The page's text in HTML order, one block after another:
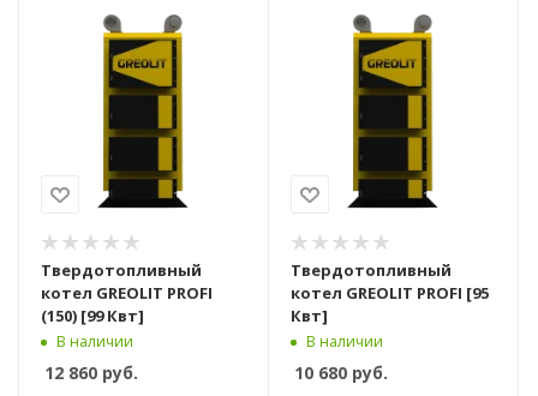
Твердотопливный
котел GREOLIT PROFI
(150) [99 Квт]
В наличии
12 860 руб.
Твердотопливный
котел GREOLIT PROFI [95
Квт]
В наличии
10 680 руб.